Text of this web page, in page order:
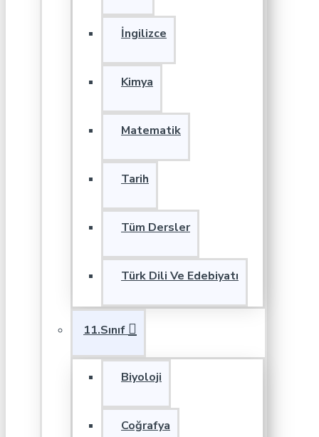
İngilizce
Kimya
Matematik
Tarih
Tüm Dersler
Türk Dili Ve Edebiyatı
11.Sınıf
Biyoloji
Coğrafya